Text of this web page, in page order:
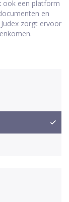
ook een platform
en
zorgt ervoor